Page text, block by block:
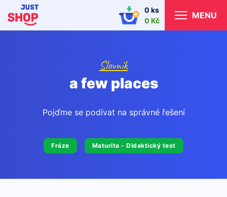
0 ks
0 Kč
MENU
Slovník
a few places
Pojďme se podívat na správné řešení
Fráze Maturita - Didaktický test